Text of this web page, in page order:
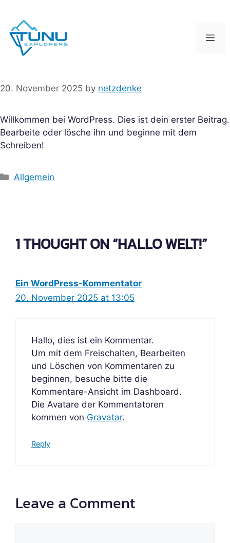
content
20. November 2025 by netzdenke
Willkommen bei WordPress. Dies ist dein erster Beitrag.
Bearbeite oder lösche ihn und beginne mit dem
Schreiben!
Categories
Allgemein
1 THOUGHT ON “HALLO WELT!”
Ein WordPress-Kommentator
20. November 2025 at 13:05
Hallo, dies ist ein Kommentar.
Um mit dem Freischalten, Bearbeiten
und Löschen von Kommentaren zu
beginnen, besuche bitte die
Kommentare-Ansicht im Dashboard.
Die Avatare der Kommentatoren
kommen von Gravatar.
Reply
Leave a Comment